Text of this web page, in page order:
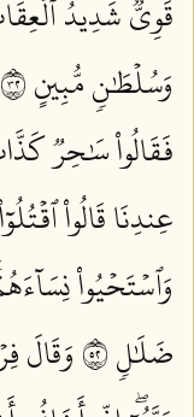
قَوِيّٞ شَدِيدُ
وَسُلۡطَٰنٖ مُّبِينٍ ٢٣
فَقَالُواْ سَٰحِرٞ كَذَّابٞ
عِندِنَا قَالُواْ
وَٱسۡتَحۡيُواْ
ضَلَٰلٖ ٢٥
وَقَالَ